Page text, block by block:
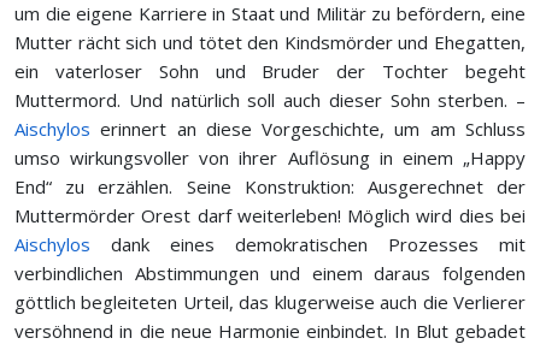
um die eigene Karriere in Staat und Militär zu befördern, eine
Mutter rächt sich und tötet den Kindsmörder und Ehegatten,
ein vaterloser Sohn und Bruder der Tochter begeht
Muttermord. Und natürlich soll auch dieser Sohn sterben. –
Aischylos erinnert an diese Vorgeschichte, um am Schluss
umso wirkungsvoller von ihrer Auflösung in einem „Happy
End“ zu erzählen. Seine Konstruktion: Ausgerechnet der
Muttermörder Orest darf weiterleben! Möglich wird dies bei
Aischylos dank eines demokratischen Prozesses mit
verbindlichen Abstimmungen und einem daraus folgenden
göttlich begleiteten Urteil, das klugerweise auch die Verlierer
versöhnend in die neue Harmonie einbindet. In Blut gebadet